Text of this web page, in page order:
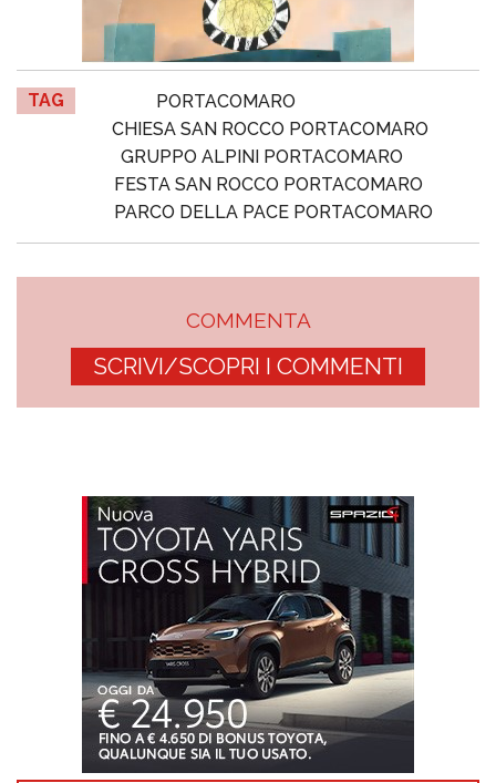
TAG
PORTACOMARO
CHIESA SAN ROCCO PORTACOMARO
GRUPPO ALPINI PORTACOMARO
FESTA SAN ROCCO PORTACOMARO
PARCO DELLA PACE PORTACOMARO
COMMENTA
SCRIVI/SCOPRI I COMMENTI